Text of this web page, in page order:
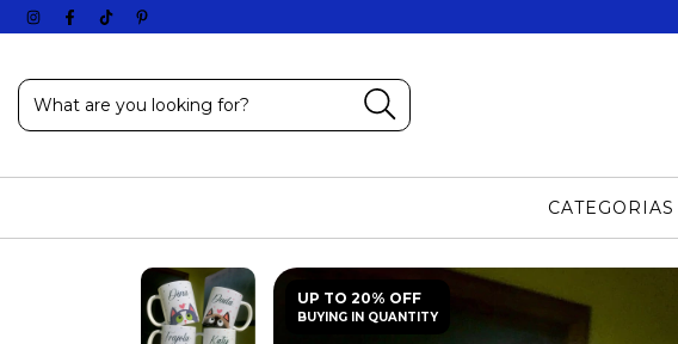
CATEGORIAS
UP TO 20% OFF
BUYING IN QUANTITY